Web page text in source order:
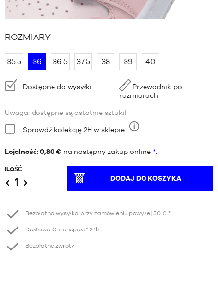
Zostań
członkiem
ROZMIARY :
35.5 36 36.5 37.5 38 39 40
Dostępność:Dostępne do wysyłki
Przewodnik po
rozmiarach
Uwaga: dostępne są ostatnie sztuki!
Stan:
Dziewięć
Sprawdź kolekcję 2H w sklepie
Lojalność: 0,80 € na następny zakup online *.
ILOŚĆ
DODAJ DO KOSZYKA
Bezpłatna wysyłka przy zamówieniu powyżej 50 € *
Dostawa Chronopost* 24h
Bezpłatne zwroty